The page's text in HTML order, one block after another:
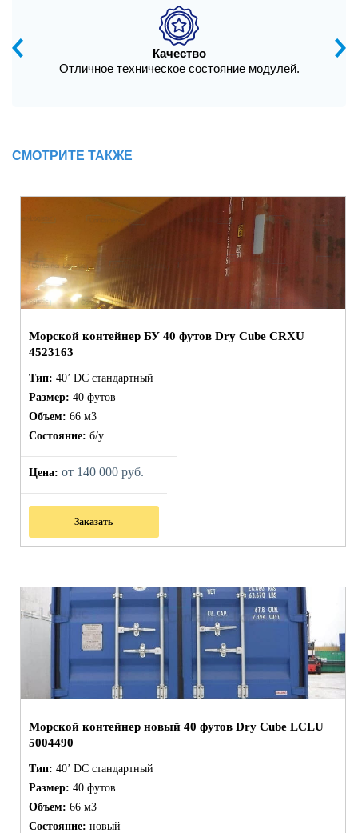
Качество
Отличное техническое состояние модулей.
СМОТРИТЕ ТАКЖЕ
Морской контейнер БУ 40 футов Dry Cube CRXU
4523163
Тип: 40’ DC стандартный
Размер: 40 футов
Объем: 66 м3
Состояние: б/у
Цена: от 140 000 руб.
Заказать
Морской контейнер новый 40 футов Dry Cube LCLU
5004490
Тип: 40’ DC стандартный
Размер: 40 футов
Объем: 66 м3
Состояние: новый